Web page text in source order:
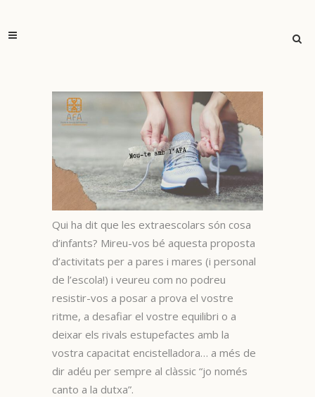
Qui ha dit que les extraescolars són cosa
d’infants? Mireu-vos bé aquesta proposta
d’activitats per a pares i mares (i personal
de l’escola!) i veureu com no podreu
resistir-vos a posar a prova el vostre
ritme, a desafiar el vostre equilibri o a
deixar els rivals estupefactes amb la
vostra capacitat encistelladora… a més de
dir adéu per sempre al clàssic “jo només
canto a la dutxa”.